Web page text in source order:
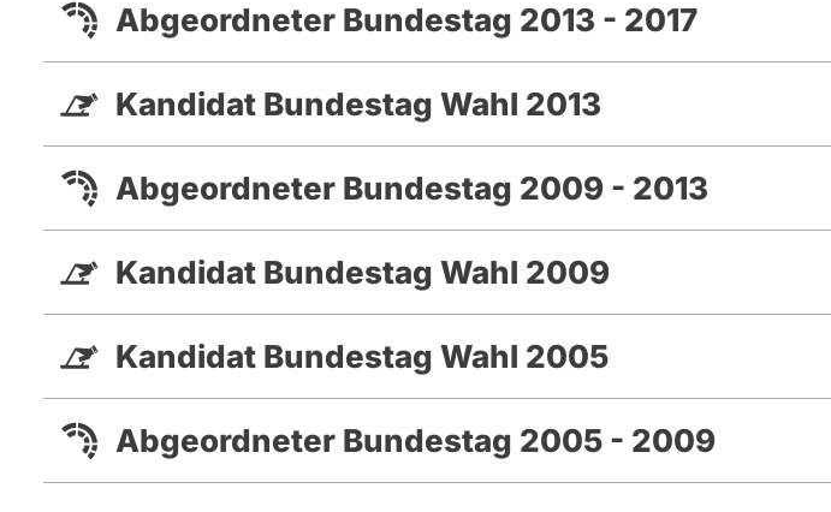
Abgeordneter Bundestag 2013 - 2017
Kandidat Bundestag Wahl 2013
Abgeordneter Bundestag 2009 - 2013
Kandidat Bundestag Wahl 2009
Kandidat Bundestag Wahl 2005
Abgeordneter Bundestag 2005 - 2009